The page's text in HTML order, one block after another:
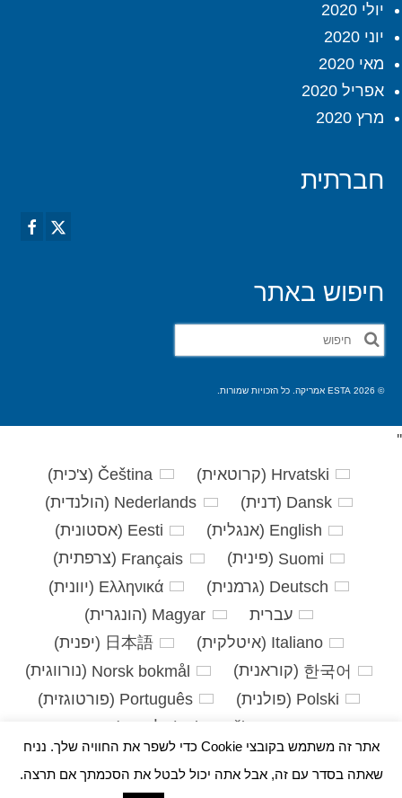
יולי 2020
יוני 2020
מאי 2020
אפריל 2020
מרץ 2020
חברתית
חיפוש באתר
חפש
את:
© 2026 ESTA אמריקה. כל הזכויות שמורות.
אתר זה משתמש בקובצי Cookie כדי לשפר את החוויה שלך. נניח
שאתה בסדר עם זה, אבל אתה יכול לבטל את הסכמתך אם תרצה.
'
'
Hrvatski
(קרוטאית)
Čeština
(צ'כית)
Dansk
(דנית)
Nederlands
(הולנדית)
English
(אנגלית)
Eesti
(אסטונית)
Suomi
(פינית)
Français
(צרפתית)
Deutsch
(גרמנית)
Ελληνικά
(יוונית)
עברית
Magyar
(הונגרית)
Italiano
(איטלקית)
日本語
(יפנית)
한국어
(קוראנית)
Norsk bokmål
(נורווגית)
Polski
(פולנית)
Português
(פורטוגזית)
Slovenčina
( סלאבית)
Slovenščina
(סלובנית )
Español
(ספרדית )
Svenska
(שוודית )